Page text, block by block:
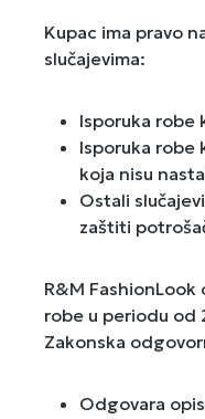
Kupac ima pravo
slučajevima:
Isporuka robe
Isporuka robe
koja nisu
Ostali
zaštiti
R&M
robe u periodu od
Zakonska
Odgovara